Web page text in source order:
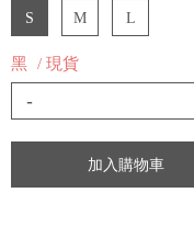
S M L
黑 / 現貨
-
加入購物車